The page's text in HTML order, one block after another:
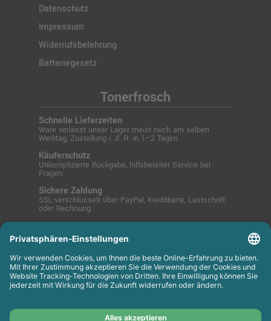
Datenschutz
Impressum
Widerrufsbelehrung
Batteriegesetz
Tonerfrosch
Schnelle Lieferzeiten
Ware verlässt unser Lager meist noch am selben
Werktag, Zustellung i. d. R. in 1–2 Tagen
Käuferschutz
Unkomplizierte Rückgabe, hilfsbereiter Service bei
Fragen.
Sichere Zahlung
SSL-verschlüsselt über PayPal, Kreditkarte, Lastschrift
oder Rechnung.
© 2025 Tonerfrosch.de - Zuverlässige Drucklösungen
für Büro und Zuhause